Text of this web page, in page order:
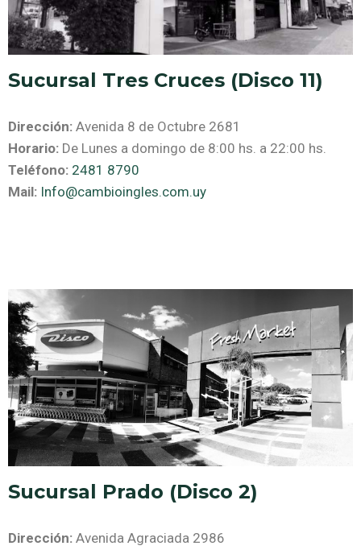
Sucursal Tres Cruces (Disco 11)
Dirección: Avenida 8 de Octubre 2681
Horario: De Lunes a domingo de 8:00 hs. a 22:00 hs.
Teléfono: 2481 8790
Mail: Info@cambioingles.com.uy
Sucursal Prado (Disco 2)
Dirección: Avenida Agraciada 2986